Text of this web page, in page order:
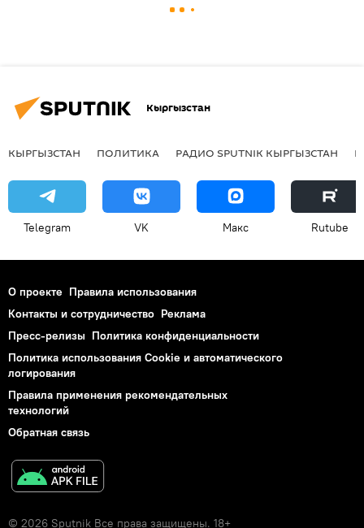
Кыргызстан
КЫРГЫЗСТАН ПОЛИТИКА РАДИО SPUTNIK КЫРГЫЗСТАН
Telegram VK Макс Rutube
О проекте Правила использования
Контакты и сотрудничество Реклама
Пресс-релизы Политика конфиденциальности
Политика использования Cookie и автоматического
логирования
Правила применения рекомендательных
технологий
Обратная связь
© 2026 Sputnik Все права защищены. 18+